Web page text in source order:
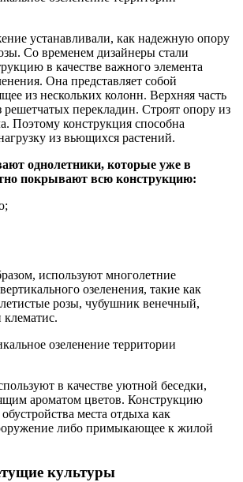
устанавливали, как надежную опору
Со временем дизайнеры стали
в качестве важного элемента
Она представляет собой
из нескольких колонн. Верхняя часть
решетчатых перекладин. Строят опору из
Поэтому конструкция способна
из вьющихся растений.
однолетники, которые уже в
покрывают всю конструкцию:
используют многолетние
озеленения, такие как
розы, чубушник венечный,
в качестве уютной беседки,
ароматом цветов. Конструкцию
места отдыха как
либо примыкающее к жилой
культуры